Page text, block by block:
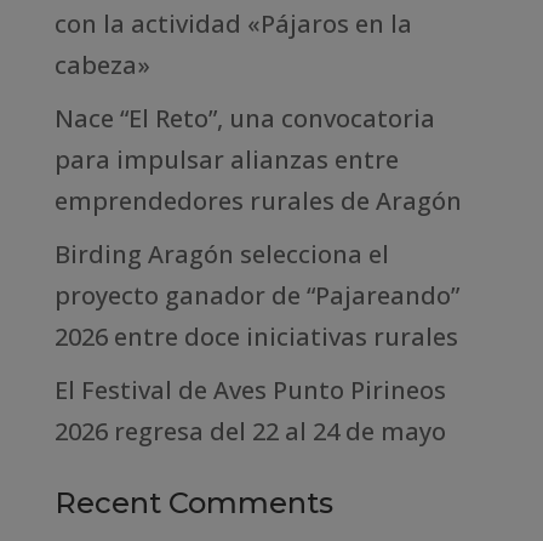
con la actividad «Pájaros en la
cabeza»
Nace “El Reto”, una convocatoria
para impulsar alianzas entre
emprendedores rurales de Aragón
Birding Aragón selecciona el
proyecto ganador de “Pajareando”
2026 entre doce iniciativas rurales
El Festival de Aves Punto Pirineos
2026 regresa del 22 al 24 de mayo
Recent Comments